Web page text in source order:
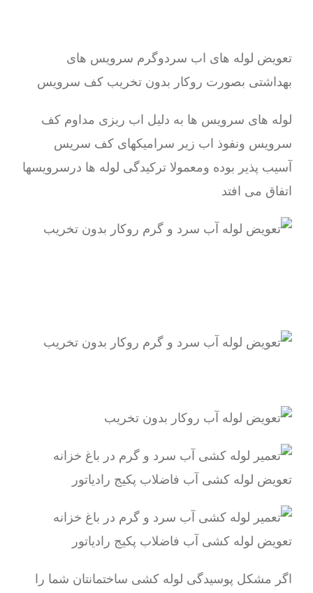
تعویض لوله های اب سردوگرم سرویس های
بهداشتی بصورت روکار بدون تخریب کف سرویس
لوله های سرویس ها به دلیل اب ریزی مداوم کف
سرویس ونفوذ اب زیر سرامیکهای کف سریس
آسیب پذیر بوده ومعمولا ترکیدگی لوله ها درسرویسها
اتفاق می افتد
اگر مشکل پوسیدگی لوله کشی ساختمانتان شما را